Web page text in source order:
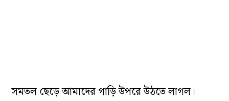
সমতল ছেড়ে আমাদের গাড়ি উপরে উঠতে লাগল।